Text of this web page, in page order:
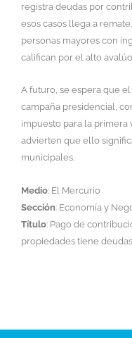
registra deudas por
esos casos llega a
personas mayores con
califican por el alto
A futuro, se espera que
campaña presidencial,
impuesto para la primera
advierten que ello
municipales.
Medio: El Mercurio
Sección: Economía y
Título: Pago de
propiedades tiene